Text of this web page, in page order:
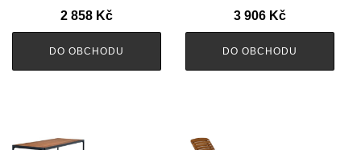
2 858 Kč
DO OBCHODU
3 906 Kč
DO OBCHODU